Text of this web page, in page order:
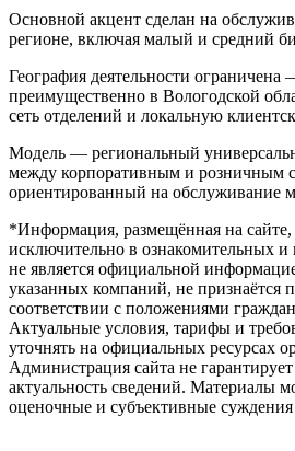
Основной акцент сделан на
регионе, включая малый и средний
География деятельности ограничена
преимущественно в Вологодской
сеть отделений и локальную
Модель — региональный
между корпоративным и розничным
ориентированный на обслуживание
*Информация, размещённая на сайте,
исключительно в ознакомительных
не является официальной
указанных компаний, не признаётся
соответствии с положениями
Актуальные условия, тарифы и
уточнять на официальных ресурсах
Администрация сайта не
актуальность сведений. Материалы
оценочные и субъективные суждения